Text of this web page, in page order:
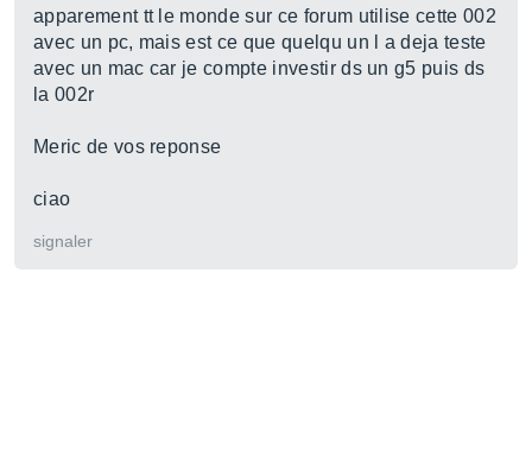
apparement tt le monde sur ce forum utilise cette 002
avec un pc, mais est ce que quelqu un l a deja teste
avec un mac car je compte investir ds un g5 puis ds
la 002r
Meric de vos reponse
ciao
signaler